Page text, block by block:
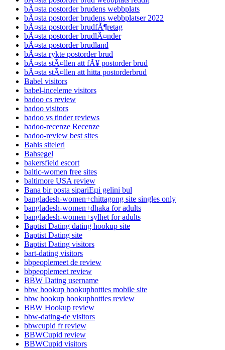
bÃ¤sta postorder brudens webbplats
bÃ¤sta postorder brudens webbplatser 2022
bÃ¤sta postorder brudfÃ¶retag
bÃ¤sta postorder brudlÃ¤nder
bÃ¤sta postorder brudland
bÃ¤sta rykte postorder brud
bÃ¤sta stÃ¤llen att fÃ¥ postorder brud
bÃ¤sta stÃ¤llen att hitta postorderbrud
Babel visitors
babel-inceleme visitors
badoo cs review
badoo visitors
badoo vs tinder reviews
badoo-recenze Recenze
badoo-review best sites
Bahis siteleri
Bahsegel
bakersfield escort
baltic-women free sites
baltimore USA review
Bana bir posta sipariЕџi gelini bul
bangladesh-women+chittagong site singles only
bangladesh-women+dhaka for adults
bangladesh-women+sylhet for adults
Baptist Dating dating hookup site
Baptist Dating site
Baptist Dating visitors
bart-dating visitors
bbpeoplemeet de review
bbpeoplemeet review
BBW Dating username
bbw hookup hookuphotties mobile site
bbw hookup hookuphotties review
BBW Hookup review
bbw-dating-de visitors
bbwcupid fr review
BBWCupid review
BBWCupid visitors